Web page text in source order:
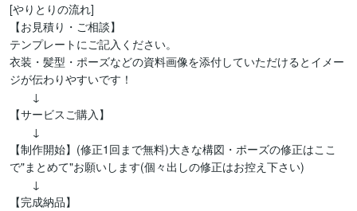
[やりとりの流れ]
【お見積り・ご相談】
テンプレートにご記入ください。
衣装・髪型・ポーズなどの資料画像を添付していただけるとイメー
ジが伝わりやすいです！
↓
【サービスご購入】
↓
【制作開始】(修正1回まで無料)大きな構図・ポーズの修正はここ
で"まとめて"お願いします(個々出しの修正はお控え下さい)
↓
【完成納品】